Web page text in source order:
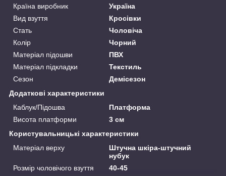
Країна виробник
Україна
Вид взуття
Кросівки
Стать
Чоловіча
Колір
Чорний
Матеріал підошви
ПВХ
Матеріал підкладки
Текстиль
Сезон
Демісезон
Додаткові характеристики
Каблук/Підошва
Платформа
Висота платформи
3 см
Користувальницькі характеристики
Матеріал верху
Штучна шкіра-штучний
нубук
Розмір чоловічого взуття
40-45